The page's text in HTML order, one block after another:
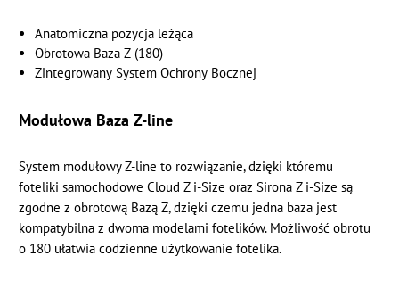
Anatomiczna pozycja leżąca
Obrotowa Baza Z (180)
Zintegrowany System Ochrony Bocznej
Modułowa Baza Z-line
System modułowy Z-line to rozwiązanie, dzięki któremu
foteliki samochodowe Cloud Z i-Size oraz Sirona Z i-Size są
zgodne z obrotową Bazą Z, dzięki czemu jedna baza jest
kompatybilna z dwoma modelami fotelików. Możliwość obrotu
o 180 ułatwia codzienne użytkowanie fotelika.